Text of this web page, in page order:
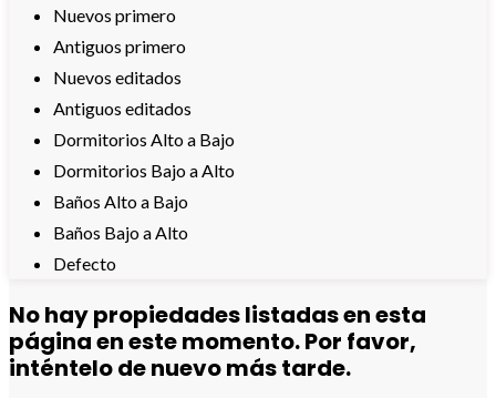
Nuevos primero
Antiguos primero
Nuevos editados
Antiguos editados
Dormitorios Alto a Bajo
Dormitorios Bajo a Alto
Baños Alto a Bajo
Baños Bajo a Alto
Defecto
No hay propiedades listadas en esta
página en este momento. Por favor,
inténtelo de nuevo más tarde.